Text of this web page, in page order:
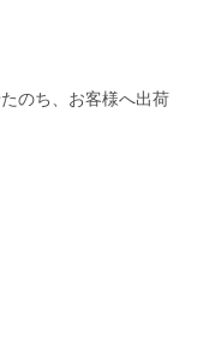
のち、お客様へ出荷